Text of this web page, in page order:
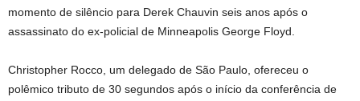
momento de silêncio para Derek Chauvin seis anos após o
assassinato do ex-policial de Minneapolis George Floyd.
Christopher Rocco, um delegado de São Paulo, ofereceu o
polêmico tributo de 30 segundos após o início da conferência de